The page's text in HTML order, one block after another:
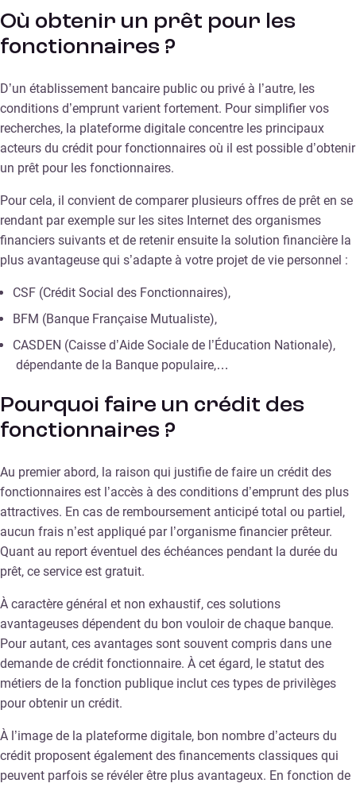
Où obtenir un prêt pour les
fonctionnaires ?
D’un établissement bancaire public ou privé à l’autre, les
conditions d’emprunt varient fortement. Pour simplifier vos
recherches, la plateforme digitale concentre les principaux
acteurs du crédit pour fonctionnaires où il est possible d’obtenir
un prêt pour les fonctionnaires.
Pour cela, il convient de comparer plusieurs offres de prêt en se
rendant par exemple sur les sites Internet des organismes
financiers suivants et de retenir ensuite la solution financière la
plus avantageuse qui s’adapte à votre projet de vie personnel :
CSF (Crédit Social des Fonctionnaires),
BFM (Banque Française Mutualiste),
CASDEN (Caisse d’Aide Sociale de l’Éducation Nationale),
dépendante de la Banque populaire,…
Pourquoi faire un crédit des
fonctionnaires ?
Au premier abord, la raison qui justifie de faire un crédit des
fonctionnaires est l’accès à des conditions d’emprunt des plus
attractives. En cas de remboursement anticipé total ou partiel,
aucun frais n’est appliqué par l’organisme financier prêteur.
Quant au report éventuel des échéances pendant la durée du
prêt, ce service est gratuit.
À caractère général et non exhaustif, ces solutions
avantageuses dépendent du bon vouloir de chaque banque.
Pour autant, ces avantages sont souvent compris dans une
demande de crédit fonctionnaire. À cet égard, le statut des
métiers de la fonction publique inclut ces types de privilèges
pour obtenir un crédit.
À l’image de la plateforme digitale, bon nombre d’acteurs du
crédit proposent également des financements classiques qui
peuvent parfois se révéler être plus avantageux. En fonction de